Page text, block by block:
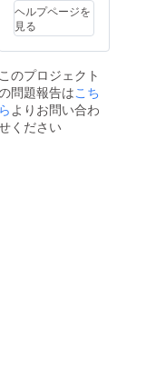
アドレ
メール
してい
ただく
ようお
願いい
たしま
す。振
ヘルプページを
見る
このプロジェクト
問題報告はこち
ら よりお問い合わ
ください